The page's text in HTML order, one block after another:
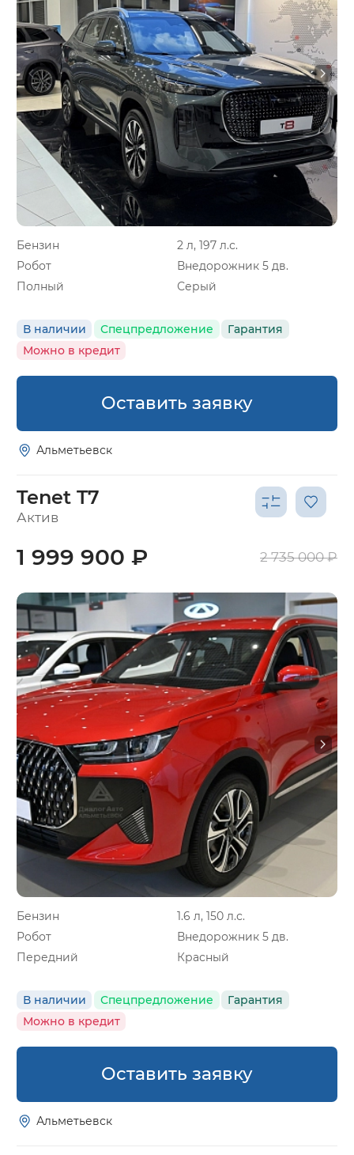
Бензин
2 л, 197 л.с.
Робот
Внедорожник 5 дв.
Полный
Серый
В наличии Спецпредложение
Гарантия
Можно в кредит
Оставить заявку
Альметьевск
Tenet T7
Актив
Бензин
1.6 л, 150 л.с.
Робот
Внедорожник 5 дв.
Передний
Красный
В наличии Спецпредложение
Гарантия
Можно в кредит
1 999 900 ₽ 2 735 000 ₽
Оставить заявку
Альметьевск